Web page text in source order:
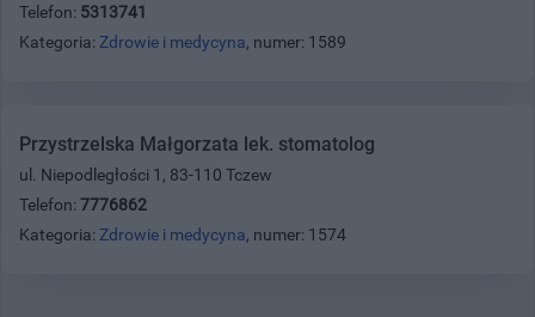
Telefon: 5313741
Kategoria: Zdrowie i medycyna, numer: 1589
Przystrzelska Małgorzata lek. stomatolog
ul. Niepodległości 1, 83-110 Tczew
Telefon: 7776862
Kategoria: Zdrowie i medycyna, numer: 1574